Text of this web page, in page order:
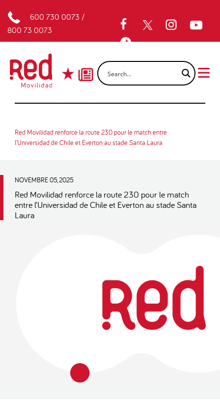
600 730 0073 /
800 73 0073
Red Movilidad renforce la route 230 pour le match entre
l’Universidad de Chile et Everton au stade Santa Laura
NOVEMBRE 05, 2025
Red Movilidad renforce la route 230 pour le match
entre l’Universidad de Chile et Everton au stade Santa
Laura